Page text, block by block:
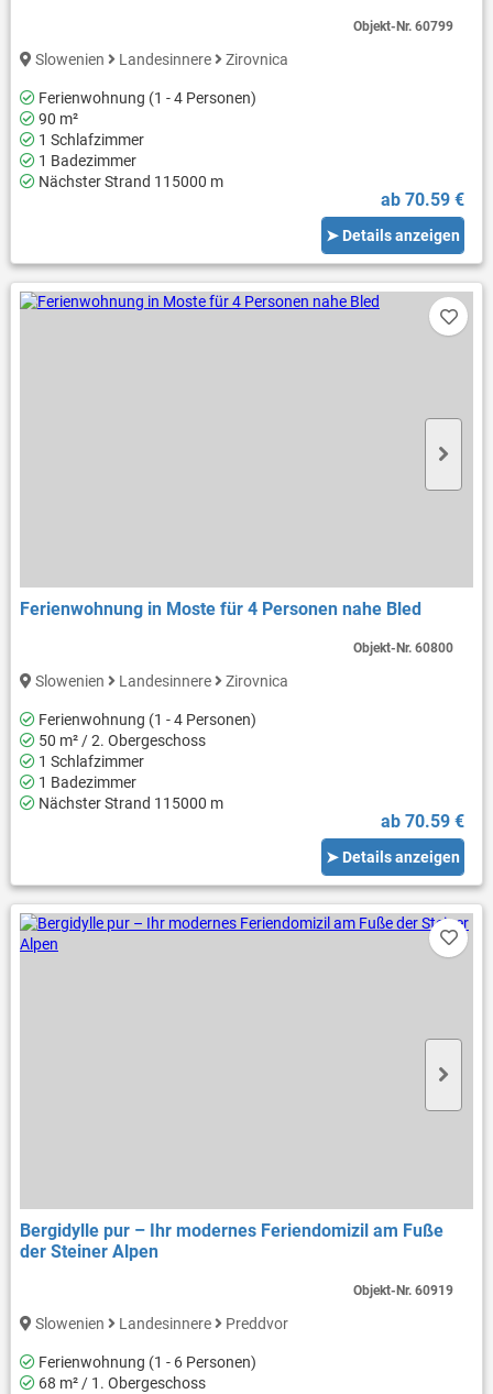
Slowenien Landesinnere Zirovnica
Ferienwohnung (1 - 4 Personen)
90 m²
1 Schlafzimmer
1 Badezimmer
Nächster Strand 115000 m
ab 70.59 €
➤ Details anzeigen
Objekt-Nr.60799
Ferienwohnung in Moste für 4 Personen nahe Bled
Slowenien Landesinnere Zirovnica
Ferienwohnung (1 - 4 Personen)
50 m² / 2. Obergeschoss
1 Schlafzimmer
1 Badezimmer
Nächster Strand 115000 m
ab 70.59 €
➤ Details anzeigen
Objekt-Nr.60800
Bergidylle pur – Ihr modernes Feriendomizil am Fuße
der Steiner Alpen
Slowenien Landesinnere Preddvor
Ferienwohnung (1 - 6 Personen)
68 m² / 1. Obergeschoss
Objekt-Nr.60919